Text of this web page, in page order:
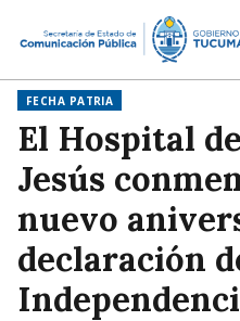
FECHA PATRIA
El Hospital
Jesús
nuevo
declaración